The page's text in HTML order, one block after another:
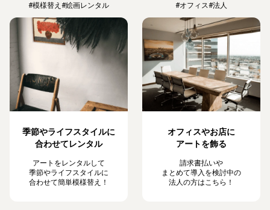
#模様替え #絵画レンタル
季節やライフスタイルに
合わせてレンタル
アートをレンタルして
季節やライフスタイルに
合わせて簡単模様替え！
#オフィス#法人
オフィスやお店に
アートを飾る
請求書払いや
まとめて導入を検討中の
法人の方はこちら！